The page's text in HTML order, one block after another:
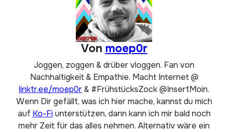
Von moep0r
Joggen, zoggen & drüber vloggen. Fan von
Nachhaltigkeit & Empathie. Macht Internet @
linktr.ee/moep0r& #FrühstücksZock @InsertMoin.
Wenn Dir gefällt, was ich hier mache, kannst du mich
auf Ko-Fiunterstützen, dann kann ich mir bald noch
mehr Zeit für das alles nehmen. Alternativ wäre ein